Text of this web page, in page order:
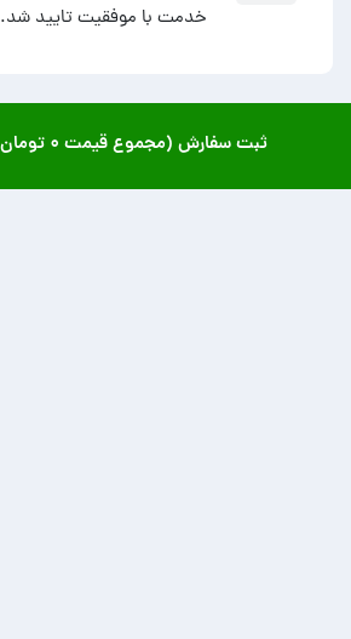
خدمت با موفقیت تایید شد.
ثبت سفارش (مجموع قیمت ۰ تومان